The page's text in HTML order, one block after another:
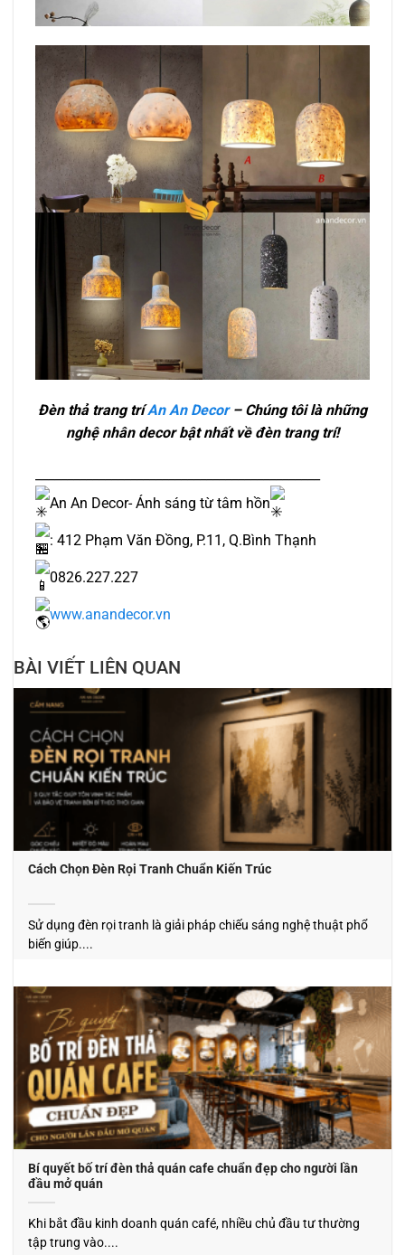
Đèn thả trang tríAn An Decor– Chúng tôi là những
nghệ nhân decor bật nhất về đèn trang trí!
An An Decor- Ánh sáng từ tâm hồn
: 412 Phạm Văn Đồng, P.11, Q.Bình Thạnh
0826.227.227
www.anandecor.vn
BÀI VIẾT LIÊN QUAN
Cách Chọn Đèn Rọi Tranh Chuẩn Kiến Trúc
Sử dụng đèn rọi tranh là giải pháp chiếu sáng nghệ thuật phổ
biến giúp....
Bí quyết bố trí đèn thả quán cafe chuẩn đẹp cho người lần
đầu mở quán
Khi bắt đầu kinh doanh quán café, nhiều chủ đầu tư thường
tập trung vào....